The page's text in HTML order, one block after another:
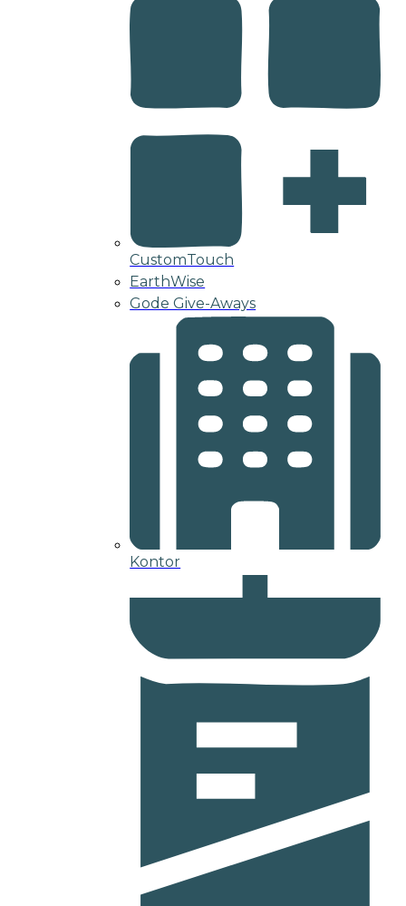
CustomTouch
EarthWise
Gode Give-Aways
Kontor